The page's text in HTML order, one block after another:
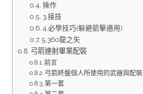
操作
3.接技
4.必學技巧(躲避箭擊適用)
5.360龍之矢
弓箭連射畢業配裝
前言
弓箭終盤個人所使用的武器與配裝
第一套